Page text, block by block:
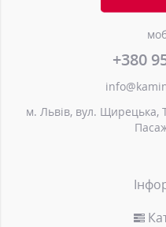
+380
м. Львів, вул. Щирецька,